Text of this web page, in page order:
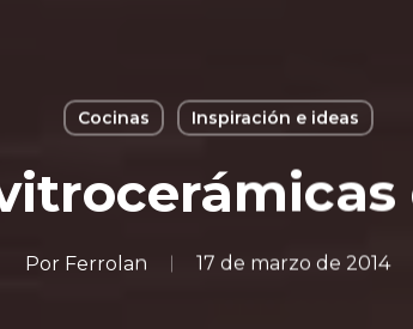
Cocinas Inspiración e ideas
Por Ferrolan 17 de marzo de 2014